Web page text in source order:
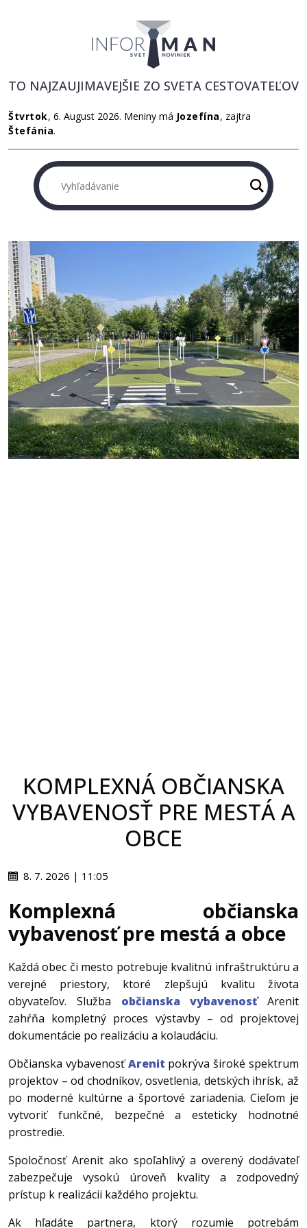
Štvrtok, 6. August 2026. Meniny má Jozefína, zajtra
Štefánia.
TO NAJZAUJIMAVEJŠIE ZO SVETA CESTOVATEĽOV
KOMPLEXNÁ OBČIANSKA
VYBAVENOSŤ PRE MESTÁ A
OBCE
8. 7. 2026 | 11:05
Komplexná občianska
vybavenosť pre mestá a obce
Každá obec či mesto potrebuje kvalitnú infraštruktúru a
verejné priestory, ktoré zlepšujú kvalitu života
obyvateľov. Služba
občianska vybavenosťArenit
zahŕňa kompletný proces výstavby – od projektovej
dokumentácie po realizáciu a kolaudáciu.
Občianska vybavenosťArenit pokrýva široké spektrum
projektov – od chodníkov, osvetlenia, detských ihrísk, až
po moderné kultúrne a športové zariadenia. Cieľom je
vytvoriť funkčné, bezpečné a esteticky hodnotné
prostredie.
Spoločnosť Arenit ako spoľahlivý a overený dodávateľ
zabezpečuje vysokú úroveň kvality a zodpovedný
prístup k realizácii každého projektu.
Ak hľadáte partnera, ktorý rozumie potrebám